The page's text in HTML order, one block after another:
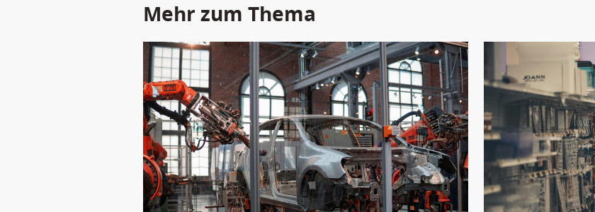
Mehr zum Thema